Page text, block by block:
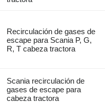
Recirculación de gases de
escape para Scania P, G,
R, T cabeza tractora
Scania recirculación de
gases de escape para
cabeza tractora